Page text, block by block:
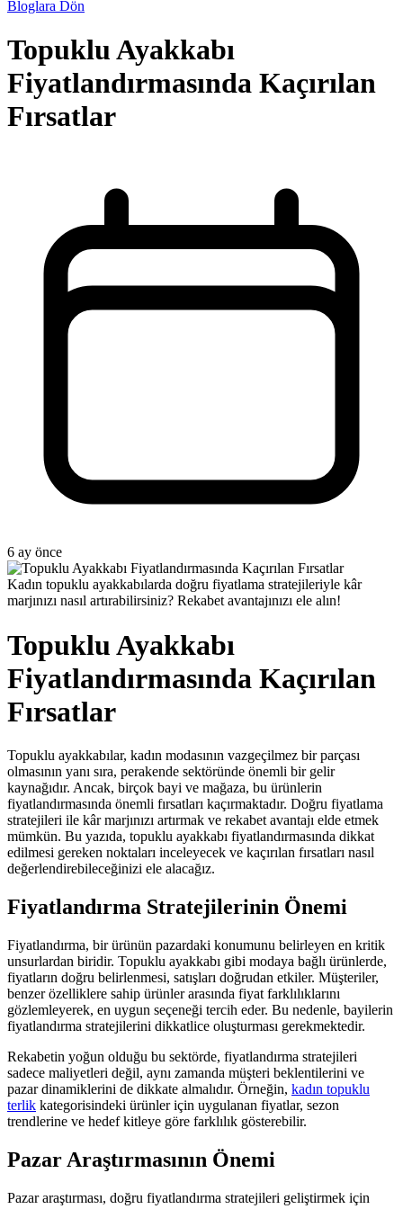
Bloglara Dön
Topuklu Ayakkabı
Fiyatlandırmasında Kaçırılan
Fırsatlar
6 ay önce
Kadın topuklu ayakkabılarda doğru fiyatlama stratejileriyle kâr
marjınızı nasıl artırabilirsiniz? Rekabet avantajınızı ele alın!
Topuklu Ayakkabı
Fiyatlandırmasında Kaçırılan
Fırsatlar
Topuklu ayakkabılar, kadın modasının vazgeçilmez bir parçası
olmasının yanı sıra, perakende sektöründe önemli bir gelir
kaynağıdır. Ancak, birçok bayi ve mağaza, bu ürünlerin
fiyatlandırmasında önemli fırsatları kaçırmaktadır. Doğru fiyatlama
stratejileri ile kâr marjınızı artırmak ve rekabet avantajı elde etmek
mümkün. Bu yazıda, topuklu ayakkabı fiyatlandırmasında dikkat
edilmesi gereken noktaları inceleyecek ve kaçırılan fırsatları nasıl
değerlendirebileceğinizi ele alacağız.
Fiyatlandırma Stratejilerinin Önemi
Fiyatlandırma, bir ürünün pazardaki konumunu belirleyen en kritik
unsurlardan biridir. Topuklu ayakkabı gibi modaya bağlı ürünlerde,
fiyatların doğru belirlenmesi, satışları doğrudan etkiler. Müşteriler,
benzer özelliklere sahip ürünler arasında fiyat farklılıklarını
gözlemleyerek, en uygun seçeneği tercih eder. Bu nedenle, bayilerin
fiyatlandırma stratejilerini dikkatlice oluşturması gerekmektedir.
Rekabetin yoğun olduğu bu sektörde, fiyatlandırma stratejileri
sadece maliyetleri değil, aynı zamanda müşteri beklentilerini ve
pazar dinamiklerini de dikkate almalıdır. Örneğin, kadın topuklu
terlik kategorisindeki ürünler için uygulanan fiyatlar, sezon
trendlerine ve hedef kitleye göre farklılık gösterebilir.
Pazar Araştırmasının Önemi
Pazar araştırması, doğru fiyatlandırma stratejileri geliştirmek için